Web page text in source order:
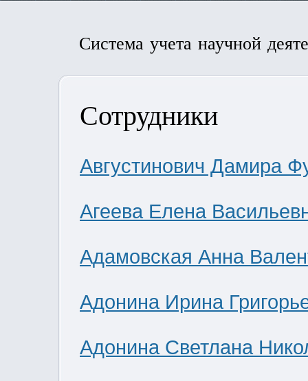
Система учета научной
Сотрудники
Августинович Дамира
Агеева Елена
Адамовская Анна
Адонина Ирина
Адонина Светлана